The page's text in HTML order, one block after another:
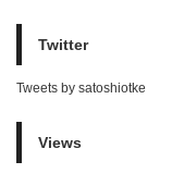
Twitter
Tweets by satoshiotke
Views